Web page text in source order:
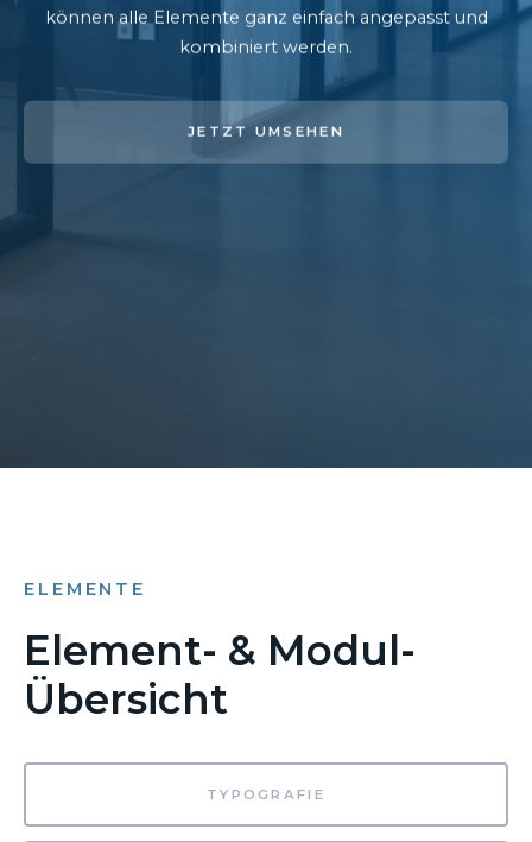
können alle Elemente ganz einfach angepasst und
kombiniert werden.
JETZT UMSEHEN
ELEMENTE
Element- & Modul-
Übersicht
TYPOGRAFIE